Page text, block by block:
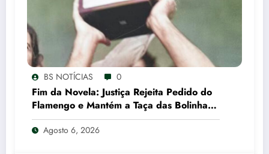
BS NOTÍCIAS 0
Fim da Novela: Justiça Rejeita Pedido do
Flamengo e Mantém a Taça das Bolinhas
com o São Paulo
Agosto 6, 2026